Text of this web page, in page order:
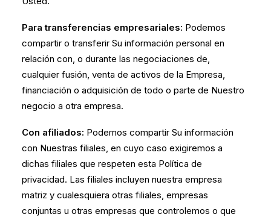
Para transferencias empresariales: Podemos
compartir o transferir Su información personal en
relación con, o durante las negociaciones de,
cualquier fusión, venta de activos de la Empresa,
financiación o adquisición de todo o parte de Nuestro
negocio a otra empresa.
Con afiliados: Podemos compartir Su información
con Nuestras filiales, en cuyo caso exigiremos a
dichas filiales que respeten esta Política de
privacidad. Las filiales incluyen nuestra empresa
matriz y cualesquiera otras filiales, empresas
conjuntas u otras empresas que controlemos o que